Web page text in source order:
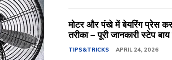
मोटर और पंखे में बेयरिंग प्रेस
तरीका – पूरी जानकारी स्टेप
TIPS&TRICKS APRIL 24, 2026